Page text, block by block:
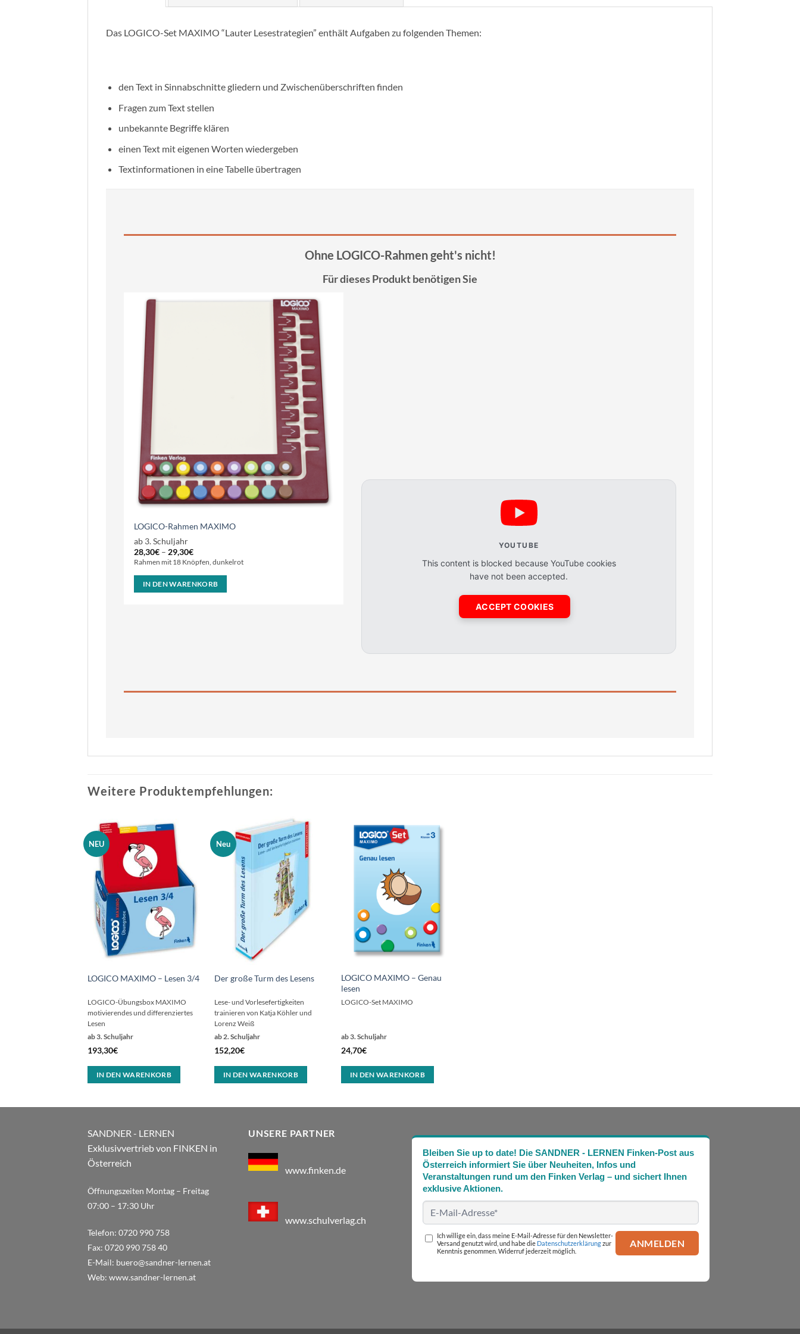
Das LOGICO-Set MAXIMO “Lauter Lesestrategien” enthält Aufgaben zu folgenden Themen:
den Text in Sinnabschnitte gliedern und Zwischenüberschriften finden
Fragen zum Text stellen
unbekannte Begriffe klären
einen Text mit eigenen Worten wiedergeben
Textinformationen in eine Tabelle übertragen
Ohne LOGICO-Rahmen geht's nicht!
Für dieses Produkt benötigen Sie
LOGICO-Rahmen MAXIMO
ab 3. Schuljahr
28,30€ – 29,30€
Rahmen mit 18 Knöpfen, dunkelrot
IN DEN WARENKORB
YOUTUBE
This content is blocked because YouTube cookies
have not been accepted.
ACCEPT COOKIES
Weitere Produktempfehlungen:
NEU
LOGICO MAXIMO – Lesen 3/4
ab 3. Schuljahr
193,30€
LOGICO-Übungsbox MAXIMO
motivierendes und differenziertes
Lesen
IN DEN WARENKORB
Neu
Der große Turm des Lesens
ab 2. Schuljahr
152,20€
L ese- und Vorlesefertigkeiten
trainieren von Katja Köhler und
Lorenz Weiß
IN DEN WARENKORB
LOGICO MAXIMO – Genau
lesen
ab 3. Schuljahr
24,70€
LOGICO-Set MAXIMO
IN DEN WARENKORB
SANDNER - LERNEN
Exklusivvertrieb von FINKEN in
Österreich
Öffnungszeiten Montag – Freitag
07:00 – 17:30 Uhr
Telefon: 0720 990 758
Fax: 0720 990 758 40
E-Mail: buero@sandner-lernen.at
Web: www.sandner-lernen.at
UNSERE PARTNER
www.finken.de
www.schulverlag.ch
Bleiben Sie up to date! Die SANDNER - LERNEN Finken-Post aus
Österreich informiert Sie über Neuheiten, Infos und
Veranstaltungen rund um den Finken Verlag – und sichert Ihnen
exklusive Aktionen.
Ich willige ein, dass meine E-Mail-Adresse für den Newsletter-
Versand genutzt wird, und habe die Datenschutzerklärungzur
Kenntnis genommen. Widerruf jederzeit möglich.